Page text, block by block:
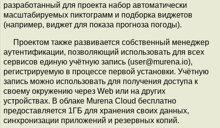
разработанный для проекта набор автоматически
масштабируемых пиктограмм и подборка виджетов
(например, виджет для показа прогноза погоды).
Проектом также развивается собственный менеджер
аутентификации, позволяющий использовать для всех
сервисов единую учётную запись (user@murena.io),
регистрируемую в процессе первой установки. Учётную
запись можно использовать для получения доступа к
своему окружению через Web или на других
устройствах. В облаке Murena Cloud бесплатно
предоставляется 1ГБ для хранения своих данных,
синхронизации приложений и резервных копий.